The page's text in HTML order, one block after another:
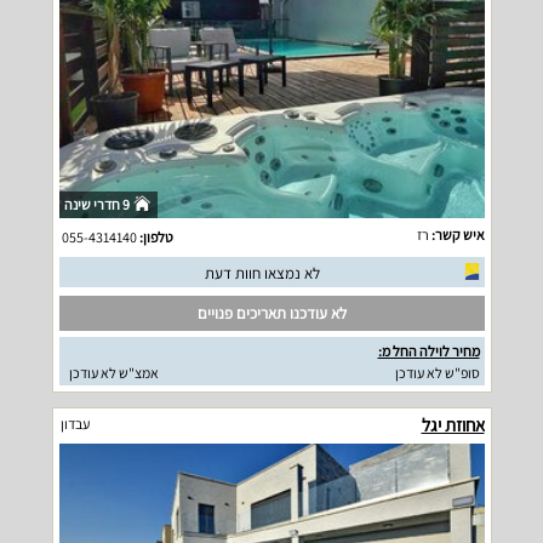
9 חדרי שינה
איש קשר: רז טלפון:055-4314140
לא נמצאו חוות דעת
לא עודכנו תאריכים פנויים
מחיר לוילה החל מ:
סופ"ש לא עודכן
אמצ"ש לא עודכן
אחוזת יגל עבדון